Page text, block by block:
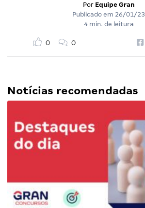
Por Equipe Gran
Publicado em 26/01/23
4 min. de leitura
0 0
Notícias recomendadas